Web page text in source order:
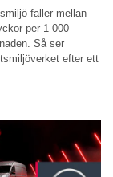
faller mellan
per 1 000
Så ser
efter ett